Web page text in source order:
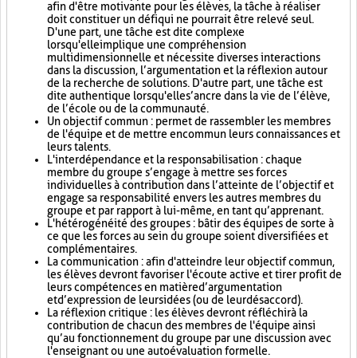
afin d'être motivante pour les élèves, la tâche à réaliser
doit constituer un défi qui ne pourrait être relevé seul.
D'une part, une tâche est dite complexe
lorsqu'elle implique une compréhension
multidimensionnelle et nécessite diverses interactions
dans la discussion, l’argumentation et la réflexion autour
de la recherche de solutions. D'autre part, une tâche est
dite authentique lorsqu'elle s’ancre dans la vie de l’élève,
de l’école ou de la communauté.
Un objectif commun : permet de rassembler les membres
de l'équipe et de mettre en commun leurs connaissances et
leurs talents.
L'interdépendance et la responsabilisation : chaque
membre du groupe s’engage à mettre ses forces
individuelles à contribution dans l’atteinte de l’objectif et
engage sa responsabilité envers les autres membres du
groupe et par rapport à lui-même, en tant qu’apprenant.
L'hétérogénéité des groupes : bâtir des équipes de sorte à
ce que les forces au sein du groupe soient diversifiées et
complémentaires.
La communication : afin d'atteindre leur objectif commun,
les élèves devront favoriser l'écoute active et tirer profit de
leurs compétences en matière d’argumentation
et d’expression de leurs idées (ou de leur désaccord).
La réflexion critique : les élèves devront réfléchir à la
contribution de chacun des membres de l'équipe ainsi
qu’au fonctionnement du groupe par une discussion avec
l'enseignant ou une autoévaluation formelle.